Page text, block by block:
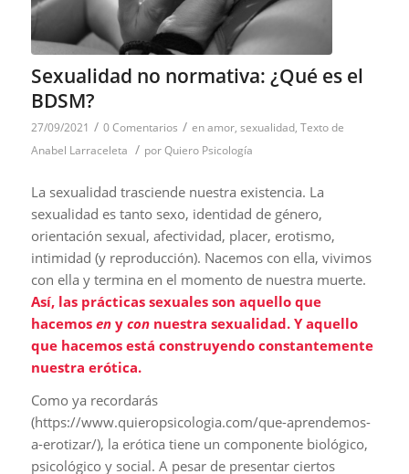
Sexualidad no normativa: ¿Qué es el
BDSM?
27/09/2021 / 0 Comentarios / enamor, sexualidad, Texto de
Anabel Larraceleta / porQuiero Psicología
La sexualidad trasciende nuestra existencia. La
sexualidad es tanto sexo, identidad de género,
orientación sexual, afectividad, placer, erotismo,
intimidad (y reproducción). Nacemos con ella, vivimos
con ella y termina en el momento de nuestra muerte.
Así, las prácticas sexuales son aquello que
hacemos eny connuestra sexualidad. Y aquello
que hacemos está construyendo constantemente
nuestra erótica.
Como ya recordarás
(https://www.quieropsicologia.com/que-aprendemos-
a-erotizar/), la erótica tiene un componente biológico,
psicológico y social. A pesar de presentar ciertos